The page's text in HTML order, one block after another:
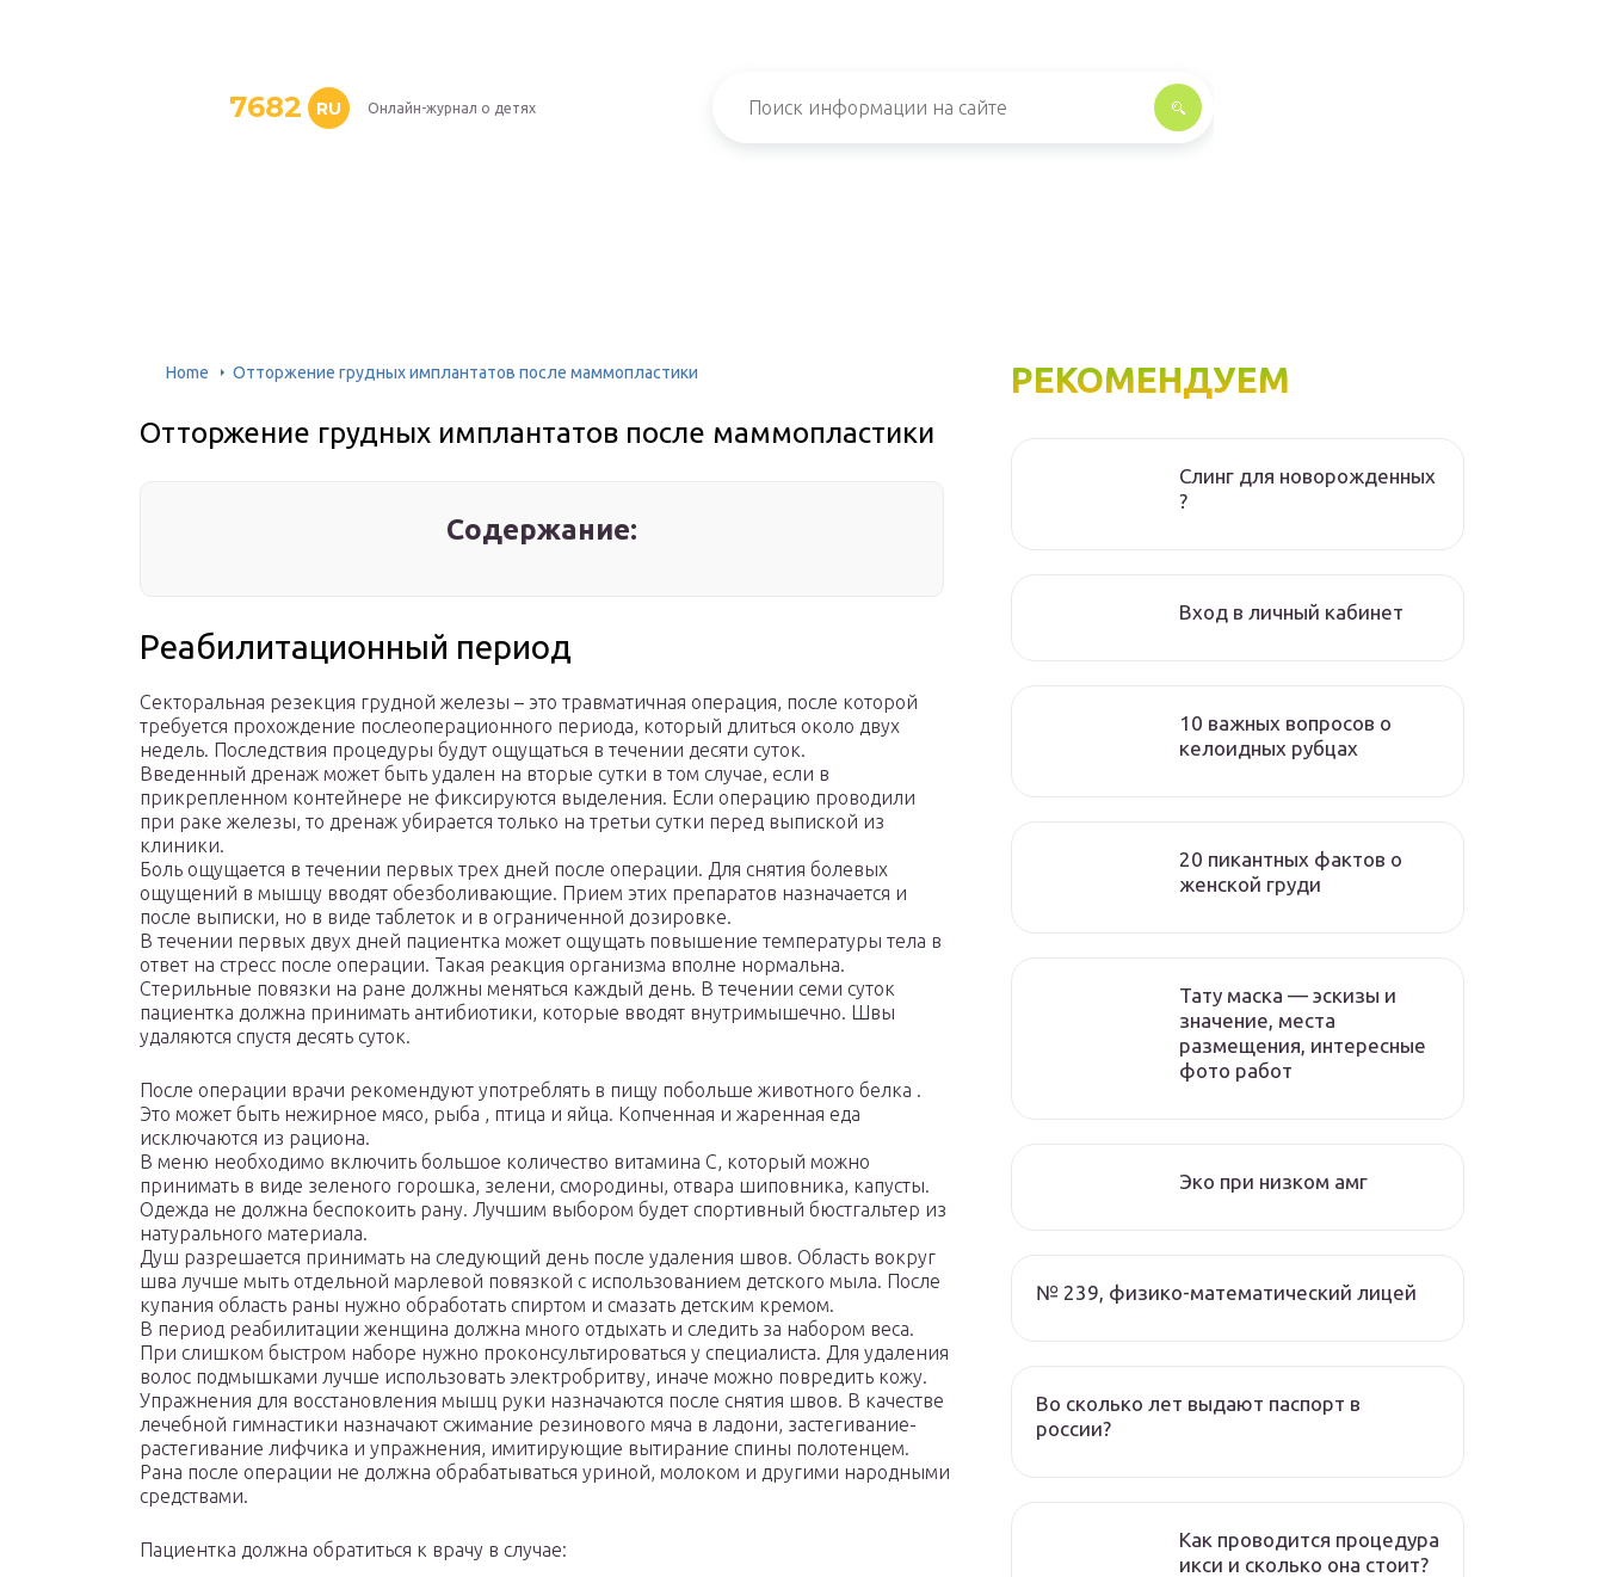
7682 RU Онлайн-журнал о детях
Home Отторжение грудных имплантатов после маммопластики
Отторжение грудных имплантатов после маммопластики
Содержание:
Реабилитационный период
Секторальная резекция грудной железы – это травматичная операция, после которой
требуется прохождение послеоперационного периода, который длиться около двух
недель. Последствия процедуры будут ощущаться в течении десяти суток.
Введенный дренаж может быть удален на вторые сутки в том случае, если в
прикрепленном контейнере не фиксируются выделения. Если операцию проводили
при раке железы, то дренаж убирается только на третьи сутки перед выпиской из
клиники.
Боль ощущается в течении первых трех дней после операции. Для снятия болевых
ощущений в мышцу вводят обезболивающие. Прием этих препаратов назначается и
после выписки, но в виде таблеток и в ограниченной дозировке.
В течении первых двух дней пациентка может ощущать повышение температуры тела в
ответ на стресс после операции. Такая реакция организма вполне нормальна.
Стерильные повязки на ране должны меняться каждый день. В течении семи суток
пациентка должна принимать антибиотики, которые вводят внутримышечно. Швы
удаляются спустя десять суток.
После операции врачи рекомендуют употреблять в пищу побольше животного белка .
Это может быть нежирное мясо, рыба , птица и яйца. Копченная и жаренная еда
исключаются из рациона.
В меню необходимо включить большое количество витамина С, который можно
принимать в виде зеленого горошка, зелени, смородины, отвара шиповника, капусты.
Одежда не должна беспокоить рану. Лучшим выбором будет спортивный бюстгальтер из
натурального материала.
Душ разрешается принимать на следующий день после удаления швов. Область вокруг
шва лучше мыть отдельной марлевой повязкой с использованием детского мыла. После
купания область раны нужно обработать спиртом и смазать детским кремом.
В период реабилитации женщина должна много отдыхать и следить за набором веса.
При слишком быстром наборе нужно проконсультироваться у специалиста. Для удаления
волос подмышками лучше использовать электробритву, иначе можно повредить кожу.
Упражнения для восстановления мышц руки назначаются после снятия швов. В качестве
лечебной гимнастики назначают сжимание резинового мяча в ладони, застегивание-
растегивание лифчика и упражнения, имитирующие вытирание спины полотенцем.
Рана после операции не должна обрабатываться уриной, молоком и другими народными
средствами.
Пациентка должна обратиться к врачу в случае:
РЕКОМЕНДУЕМ
Слинг для новорожденных
?
Вход в личный кабинет
10 важных вопросов о
келоидных рубцах
20 пикантных фактов о
женской груди
Тату маска — эскизы и
значение, места
размещения, интересные
фото работ
Эко при низком амг
№ 239, физико-математический лицей
Во сколько лет выдают паспорт в
россии?
Как проводится процедура
икси и сколько она стоит?